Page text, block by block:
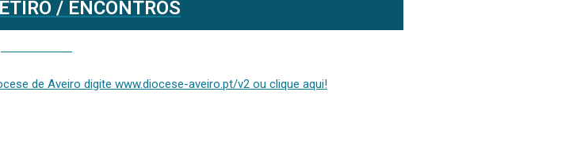
/ ENCONTROS
de Aveiro digite www.diocese-aveiro.pt/v2 ou clique aqui!